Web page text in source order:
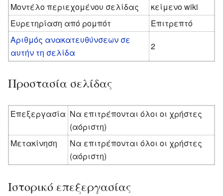
Μοντέλο περιεχομένου σελίδας
κείμενο wiki
Ευρετηρίαση από ρομπότ
Επιτρεπτό
Αριθμός ανακατευθύνσεων σε
αυτήν τη σελίδα
2
Προστασία σελίδας
Επεξεργασία Να επιτρέπονται όλοι οι χρήστες
(αόριστη)
Μετακίνηση
Να επιτρέπονται όλοι οι χρήστες
(αόριστη)
Ιστορικό επεξεργασίας